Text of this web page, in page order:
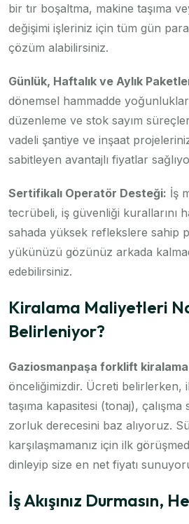
bir tır boşaltma, makine taşıma
değişimi işleriniz için tüm gün
çözüm alabilirsiniz.
Günlük, Haftalık ve Aylık
dönemsel hammadde
düzenleme ve stok sayım
vadeli şantiye ve inşaat
sabitleyen avantajlı fiyatlar
Sertifikalı Operatör Desteği: İş
tecrübeli, iş güvenliği kurallarını
sahada yüksek reflekslere sahip
yükünüzü gözünüz arkada
edebilirsiniz.
Kiralama Maliyetleri
Belirleniyor?
Gaziosmanpaşa forklift kiralama
önceliğimizdir. Ücreti belirlerken,
taşıma kapasitesi (tonaj), çalışma
zorluk derecesini baz alıyoruz.
karşılaşmamanız için ilk
dinleyip size en net fiyatı
İş Akışınız Durmasın,